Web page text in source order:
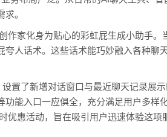
。
作家化身为贴心的彩虹屁生成小助手
人话术。这些话术能巧妙融入各种聊
置了新增对话窗口与最近聊天记录展
能入口一应俱全，充分满足用户多样
优惠活动，旨在吸引用户迅速体验这项